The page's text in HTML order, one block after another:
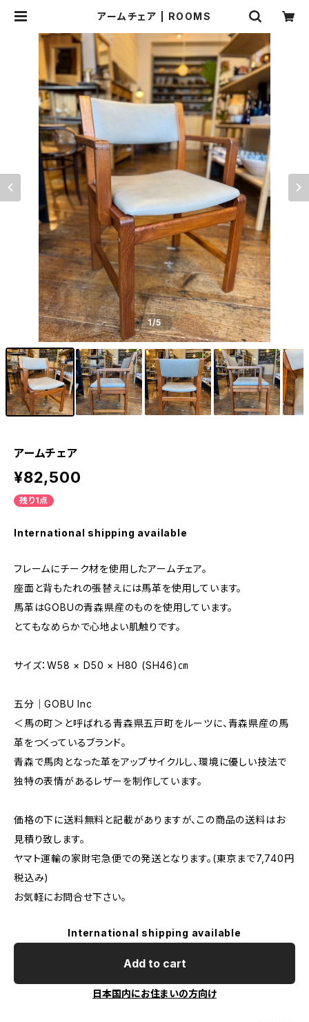
アームチェア | ROOMS
1/5
アームチェア
¥82,500
残り1点
International shipping available
フレームにチーク材を使用したアームチェア。
座面と背もたれの張替えには馬革を使用しています。
馬革はGOBUの青森県産のものを使用しています。
とてもなめらかで心地よい肌触りです。
サイズ：W58 × D50 × H80 (SH46)㎝
五分｜GOBU Inc
＜馬の町＞と呼ばれる青森県五戸町をルーツに、青森県産の馬
革をつくっているブランド。
青森で馬肉となった革をアップサイクルし、環境に優しい技法で
独特の表情があるレザーを制作しています。
価格の下に送料無料と記載がありますが、この商品の送料はお
見積り致します。
ヤマト運輸の家財宅急便での発送となります。(東京まで7,740円
税込み)
お気軽にお問合せ下さい。
International shipping available
Add to cart
日本国内にお住まいの方向け